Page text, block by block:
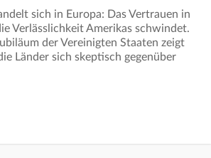
sich in Europa: Das Vertrauen in
Verlässlichkeit Amerikas schwindet.
der Vereinigten Staaten zeigt
Länder sich skeptisch gegenüber